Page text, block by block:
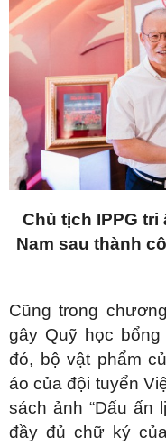
Chủ tịch IPPG tri
Nam sau thành
Cũng trong
gây Quỹ học
đó, bộ vật phẩm
áo của đội tuyển
sách ảnh “Dấu ấn
đầy đủ chữ ký